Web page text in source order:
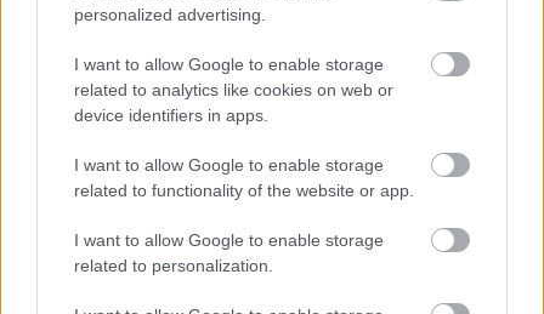
personalized advertising.
I want to allow Google to enable storage
related to analytics like cookies on web or
device identifiers in apps.
I want to allow Google to enable storage
related to functionality of the website or app.
I want to allow Google to enable storage
related to personalization.
Itt állíthatod be, hogy a Csakfoci az elsők
között legyen a Google-találatokban
Tetszett a cikk? Megosztanád?
Email küldés